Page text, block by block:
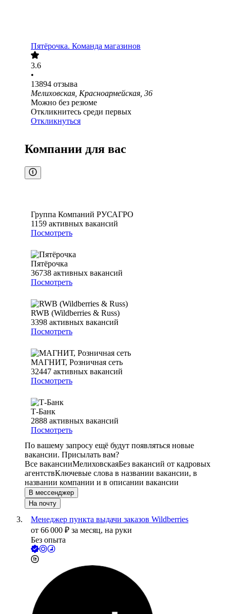
Пятёрочка. Команда магазинов
3.6
•
13894 отзыва
Мелиховская, Красноармейская, 36
Можно без резюме
Откликнитесь среди первых
Откликнуться
Компании для вас
Группа Компаний РУСАГРО
1159 активных вакансий
Посмотреть
Пятёрочка
36738 активных вакансий
Посмотреть
RWB (Wildberries & Russ)
3398 активных вакансий
Посмотреть
МАГНИТ, Розничная сеть
32447 активных вакансий
Посмотреть
Т-Банк
2888 активных вакансий
Посмотреть
По вашему запросу ещё будут появляться новые
вакансии. Присылать вам?
Все вакансииМелиховскаяБез вакансий от кадровых
агентствКлючевые слова в названии вакансии, в
названии компании и в описании вакансии
В мессенджер
На почту
Менеджер пункта выдачи заказов Wildberries
от 66 000 ₽ за месяц, на руки
Без опыта